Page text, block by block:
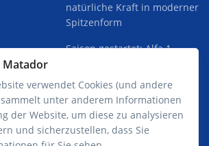
natürliche Kraft in moderner
Spitzenform
Saison gestartet: Alfa 1
Schläge
Matador
verwendet Cookies (und andere
unter anderem Informationen
der Website, um diese zu analysieren
und sicherzustellen, dass Sie